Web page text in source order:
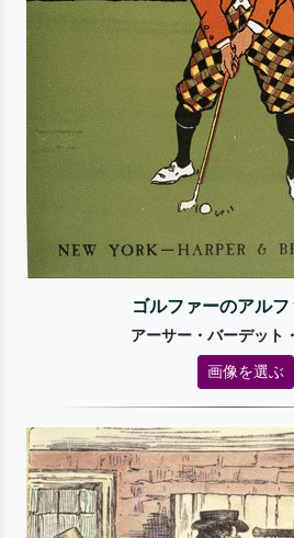
ゴルファーのアルフ
アーサー・バーデット
画像を選ぶ